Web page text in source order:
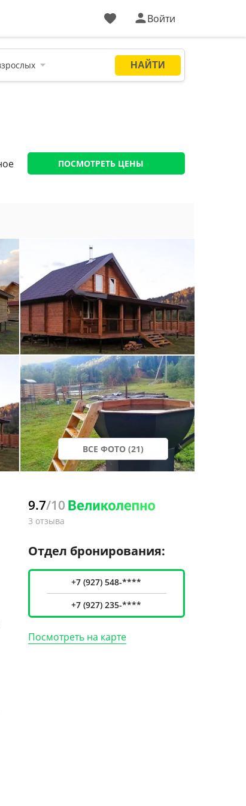
Войти
ПОСМОТРЕТЬ ЦЕНЫ
ВСЕ ФОТО (21)
9.7/10
3 отзыва
Отдел бронирования:
+7 (927) 548-****
+7 (927) 235-****
Посмотреть на карте